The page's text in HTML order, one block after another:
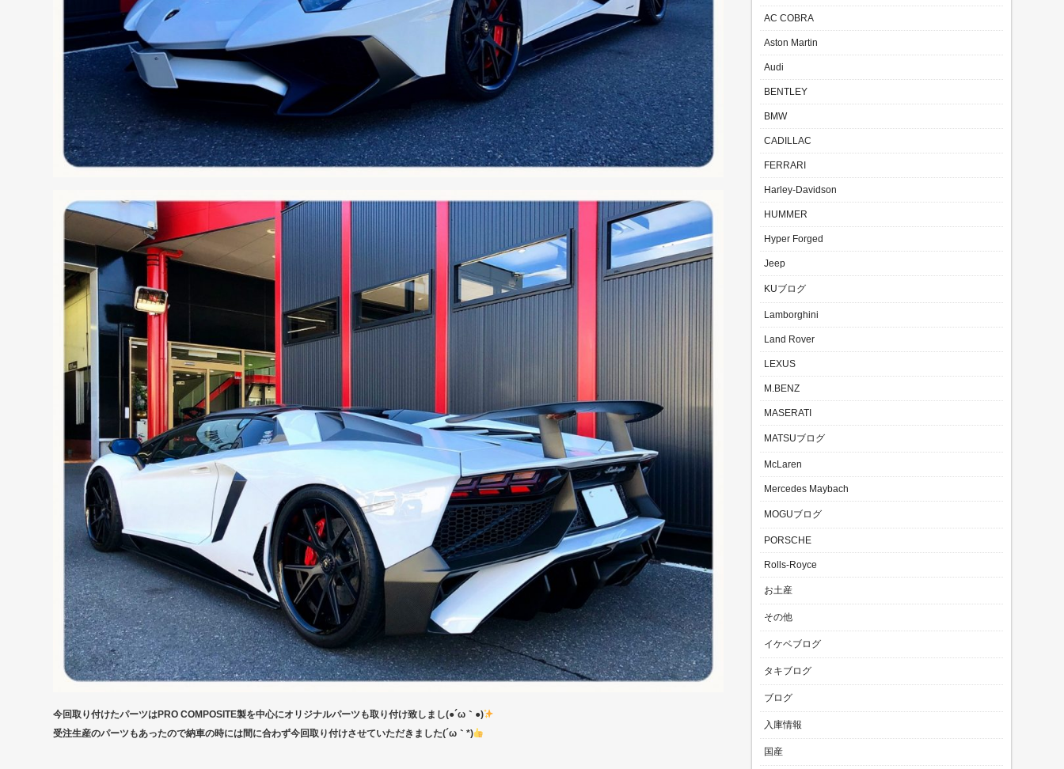
今回取り付けたパーツはPRO COMPOSITE製を中心にオリジナルパーツも取り付け致しまし(●´ω｀●)
受注生産のパーツもあったので納車の時には間に合わず今回取り付けさせていただきました(´ω｀*)
AC COBRA
Aston Martin
Audi
BENTLEY
BMW
CADILLAC
FERRARI
Harley-Davidson
HUMMER
Hyper Forged
Jeep
KUブログ
Lamborghini
Land Rover
LEXUS
M.BENZ
MASERATI
MATSUブログ
McLaren
Mercedes Maybach
MOGUブログ
PORSCHE
Rolls-Royce
お土産
その他
イケベブログ
タキブログ
ブログ
入庫情報
国産